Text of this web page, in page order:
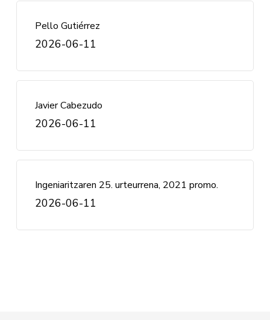
Pello Gutiérrez
2026-06-11
Javier Cabezudo
2026-06-11
Ingeniaritzaren 25. urteurrena, 2021 promo.
2026-06-11